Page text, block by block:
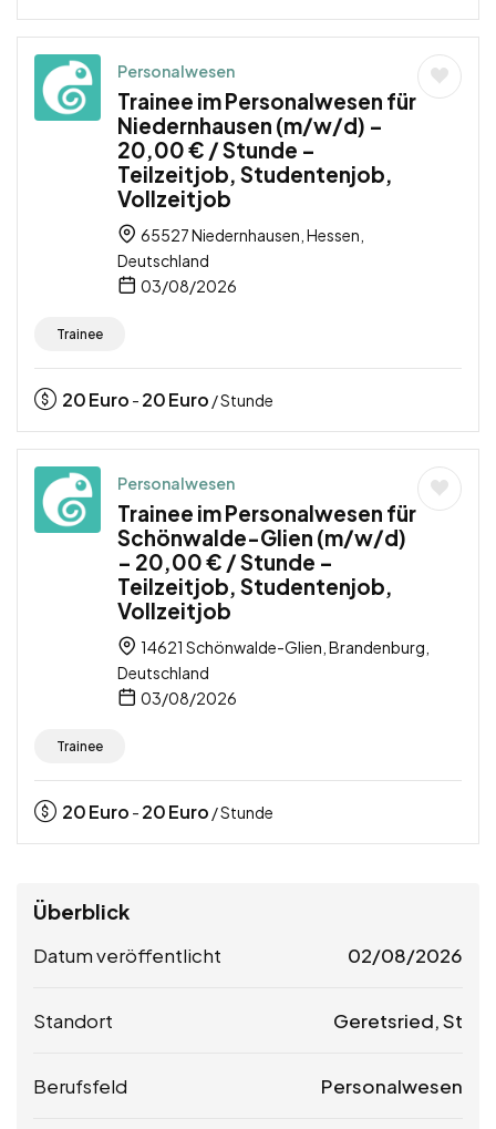
Personalwesen
Trainee im Personalwesen für
Niedernhausen (m/w/d) –
20,00 € / Stunde –
Teilzeitjob, Studentenjob,
Vollzeitjob
65527 Niedernhausen, Hessen,
Deutschland
03/08/2026
Trainee
20Euro - 20Euro / Stunde
Personalwesen
Trainee im Personalwesen für
Schönwalde-Glien (m/w/d)
– 20,00 € / Stunde –
Teilzeitjob, Studentenjob,
Vollzeitjob
14621 Schönwalde-Glien, Brandenburg,
Deutschland
03/08/2026
Trainee
20Euro - 20Euro / Stunde
Überblick
Datum veröffentlicht 02/08/2026
Standort Geretsried, St
Berufsfeld Personalwesen